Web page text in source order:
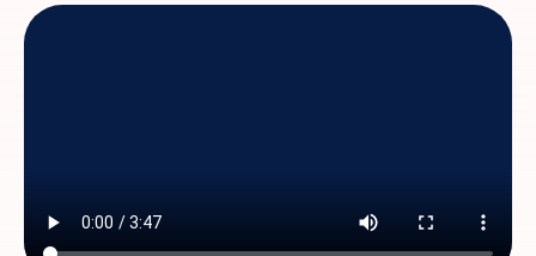
Archivo de vídeo